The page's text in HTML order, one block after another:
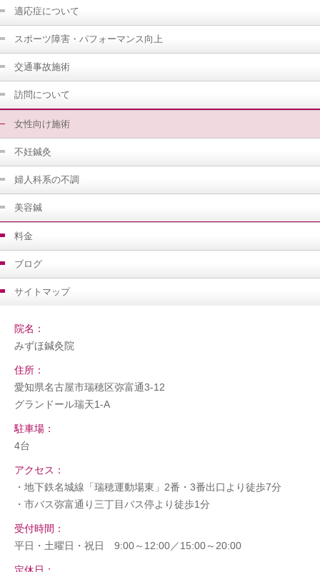
適応症について
スポーツ障害・パフォーマンス向上
交通事故施術
訪問について
女性向け施術
不妊鍼灸
婦人科系の不調
美容鍼
料金
ブログ
サイトマップ
院名：
みずほ鍼灸院
住所：
愛知県名古屋市瑞穂区弥富通3-12
グランドール瑞天1-A
駐車場：
4台
アクセス：
・地下鉄名城線「瑞穂運動場東」2番・3番出口より徒歩7分
・市バス弥富通り三丁目バス停より徒歩1分
受付時間：
平日・土曜日・祝日 9:00～12:00／15:00～20:00
定休日：